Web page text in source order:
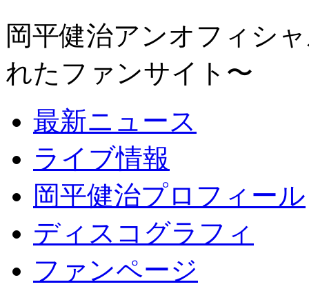
岡平健治アンオフィシ
れたファンサイト〜
最新ニュース
ライブ情報
岡平健治プロフィール
ディスコグラフィ
ファンページ